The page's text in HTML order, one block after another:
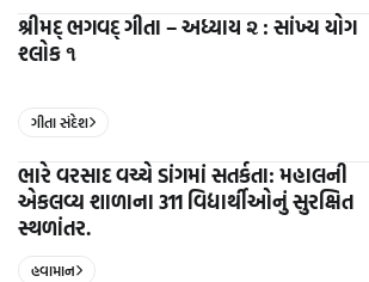
શ્રીમદ્ ભગવદ્ ગીતા – અધ્યાય ૨ : સાંખ્ય યોગ
શ્લોક ૧
ગીતા સંદેશ
ભારે વરસાદ વચ્ચે ડાંગમાં સતર્કતા: મહાલની
એકલવ્ય શાળાના 311 વિદ્યાર્થીઓનું સુરક્ષિત
સ્થળાંતર.
હવામાન